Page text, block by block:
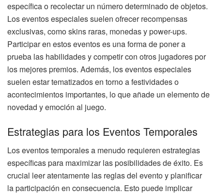
específica o recolectar un número determinado de objetos.
Los eventos especiales suelen ofrecer recompensas
exclusivas, como skins raras, monedas y power-ups.
Participar en estos eventos es una forma de poner a
prueba las habilidades y competir con otros jugadores por
los mejores premios. Además, los eventos especiales
suelen estar tematizados en torno a festividades o
acontecimientos importantes, lo que añade un elemento de
novedad y emoción al juego.
Estrategias para los Eventos Temporales
Los eventos temporales a menudo requieren estrategias
específicas para maximizar las posibilidades de éxito. Es
crucial leer atentamente las reglas del evento y planificar
la participación en consecuencia. Esto puede implicar